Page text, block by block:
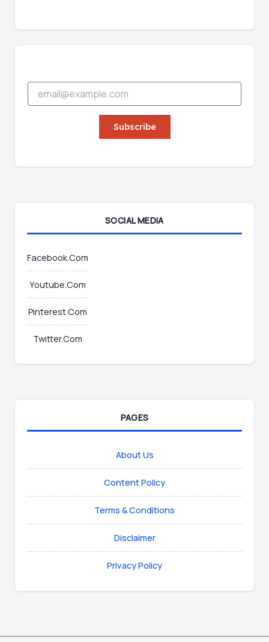
a
i
l
E
a
i
E
Subscribe
SOCIAL MEDIA
Facebook.Com
Youtube.Com
Pinterest.Com
Twitter.Com
PAGES
About Us
Content Policy
Terms & Conditions
Disclaimer
Privacy Policy